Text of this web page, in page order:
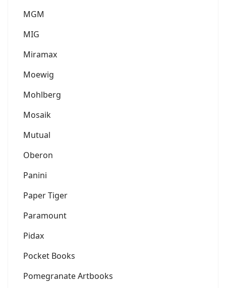
MGM
MIG
Miramax
Moewig
Mohlberg
Mosaik
Mutual
Oberon
Panini
Paper Tiger
Paramount
Pidax
Pocket Books
Pomegranate Artbooks